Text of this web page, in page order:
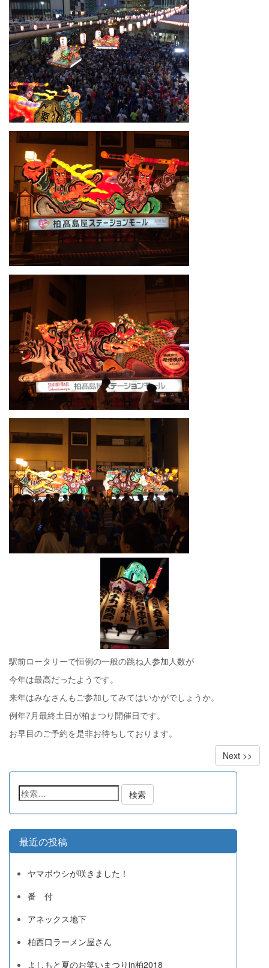
駅前ロータリーで恒例の一般の跳ね人参加人数が
今年は最高だったようです。
来年はみなさんもご参加してみてはいかがでしょうか。
例年7月最終土日が柏まつり開催日です。
お早目のご予約を是非お待ちしております。
Next >>
検
索:
最近の投稿
ヤマボウシが咲きました！
番 付
アネックス地下
柏西口ラーメン屋さん
よしもと夏のお笑いまつりin柏2018